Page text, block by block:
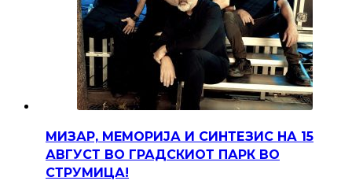
МИЗАР, МЕМОРИЈА И СИНТЕЗИС НА 15
АВГУСТ ВО ГРАДСКИОТ ПАРК ВО
СТРУМИЦА!